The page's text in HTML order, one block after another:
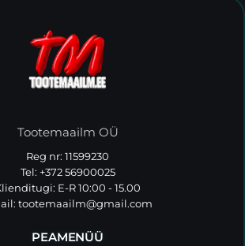
Tootemaailm OÜ
Reg nr: 11599230
Tel: +372 56900025
E-R 10:00 - 15.00
tootemaailm@gmail.com
PEAMENÜÜ